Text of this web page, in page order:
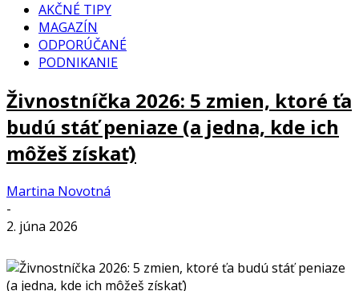
AKČNÉ TIPY
MAGAZÍN
ODPORÚČANÉ
PODNIKANIE
Živnostníčka 2026: 5 zmien, ktoré ťa
budú stáť peniaze (a jedna, kde ich
môžeš získať)
Martina Novotná
-
2. júna 2026